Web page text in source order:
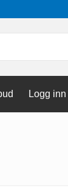
Logg inn